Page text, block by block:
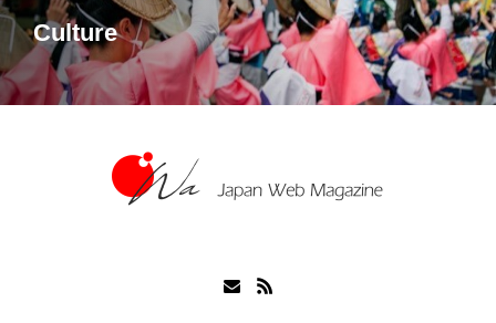
Culture